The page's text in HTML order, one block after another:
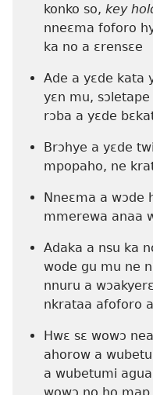
konko so, key
nneɛma foforo
ka no a ɛrensɛe
Ade a yɛde kata
yɛn mu,
rɔba a yɛde
Brɔhye a yɛde
mpopaho, ne
Nneɛma a wɔde
mmerewa anaa
Adaka a nsu ka
wode gu mu ne
nnuru a
nkrataa afoforo
Hwɛ sɛ wowɔ
ahorow a
a wubetumi